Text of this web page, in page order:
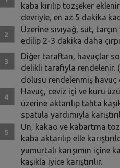
kaba kırılıp tozşeker
devriyle, en az 5 dakika
Üzerine sıvıyağ, süt,
edilip 2-3 dakika daha
Diğer taraftan, havuçlar
delikli tarafıyla rendelenir.
dolusu rendelenmiş havuç
Havuç, ceviz içi ve kuru
üzerine aktarılıp tahta
spatula yardımıyla
Un, kakao ve kabartma
kaba aktarılıp elle
yumurtalı karışımın içine
kaşıkla iyice karıştırılır.